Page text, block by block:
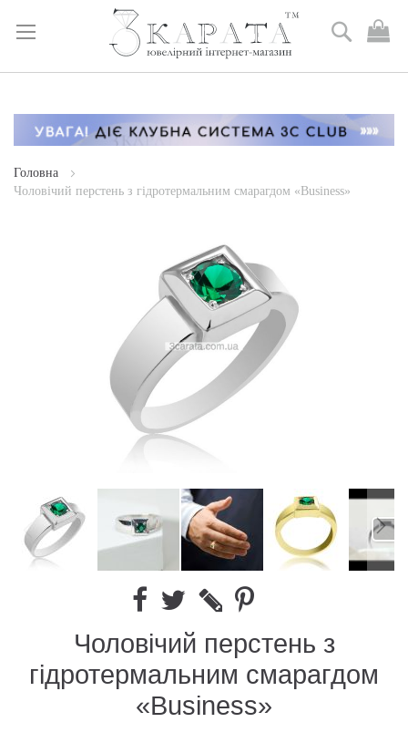
Skip
Content
Пошук
Головна
Чоловічий перстень з гідротермальним смарагдом «Business»
Чоловічий перстень з
гідротермальним смарагдом
«Business»